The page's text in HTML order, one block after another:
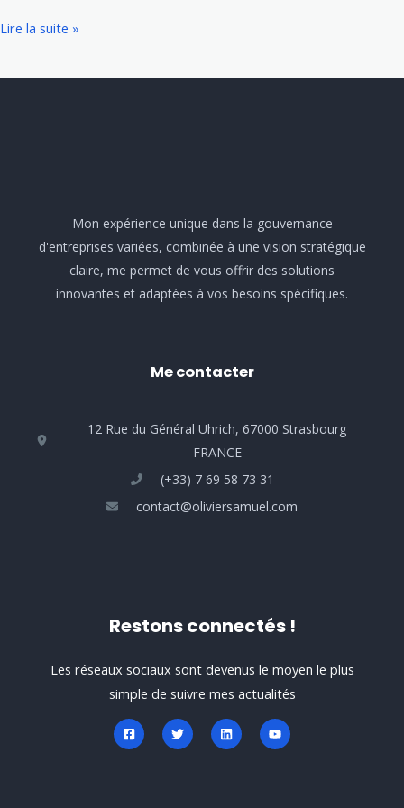
Uued
Mängija
Lire la suite »
Mon expérience unique dans la gouvernance
d'entreprises variées, combinée à une vision stratégique
claire, me permet de vous offrir des solutions
innovantes et adaptées à vos besoins spécifiques.
Me contacter
12 Rue du Général Uhrich, 67000 Strasbourg
FRANCE
(+33) 7 69 58 73 31
contact@oliviersamuel.com
Restons connectés !
Les réseaux sociaux sont devenus le moyen le plus
simple de suivre mes actualités